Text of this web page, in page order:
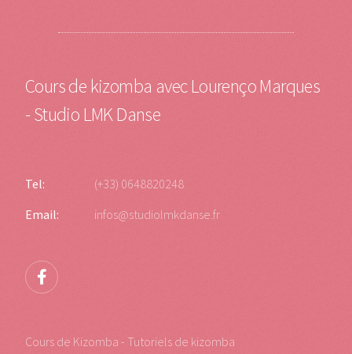
Cours de kizomba avec Lourenço Marques
- Studio LMK Danse
Tel:
(+33) 0648820248
Email:
infos@studiolmkdanse.fr
Cours de Kizomba - Tutoriels de kizomba